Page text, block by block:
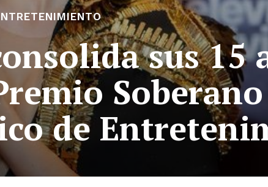
sus 15
de